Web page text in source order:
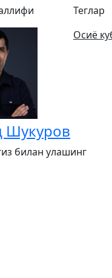
Шукуров
Теглар
Осиё
билан улашинг